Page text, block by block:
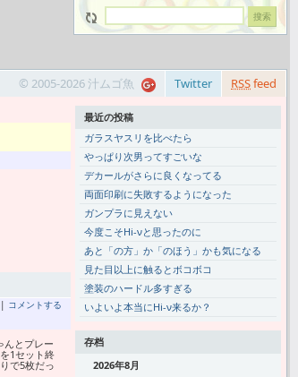
RSSfeed
Twitter
© 2005-2026 汁ムゴ魚
コメントする
んとプレー
1セット終
で5枚だっ
最近の投稿
ガラスヤスリを比べたら
やっぱり次男ってすごいな
デカールがさらに良くなってる
両面印刷に失敗するようになった
ガンプラに見えない
今度こそHi-νと思ったのに
あと「の方」か「のほう」かも気になる
見た目以上に触るとボコボコ
塗装のハードル多すぎる
いよいよ本当にHi-ν来るか？
存档
2026年8月